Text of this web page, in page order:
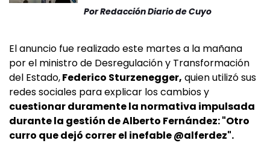
PorRedacción Diario de Cuyo
El anuncio fue realizado este martes a la mañana
por el ministro de Desregulación y Transformación
del Estado,Federico Sturzenegger, quien utilizó sus
redes sociales para explicar los cambios y
cuestionar duramente la normativa impulsada
durante la gestión de Alberto Fernández: "Otro
curro que dejó correr el inefable @alferdez".